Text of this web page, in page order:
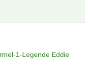
1-Legende Eddie